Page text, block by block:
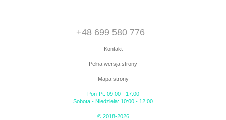
+48 699 580 776
Kontakt
Pełna wersja strony
Mapa strony
Pon-Pt: 09:00 - 17:00
Sobota - Niedziela: 10:00 - 12:00
© 2018-2026